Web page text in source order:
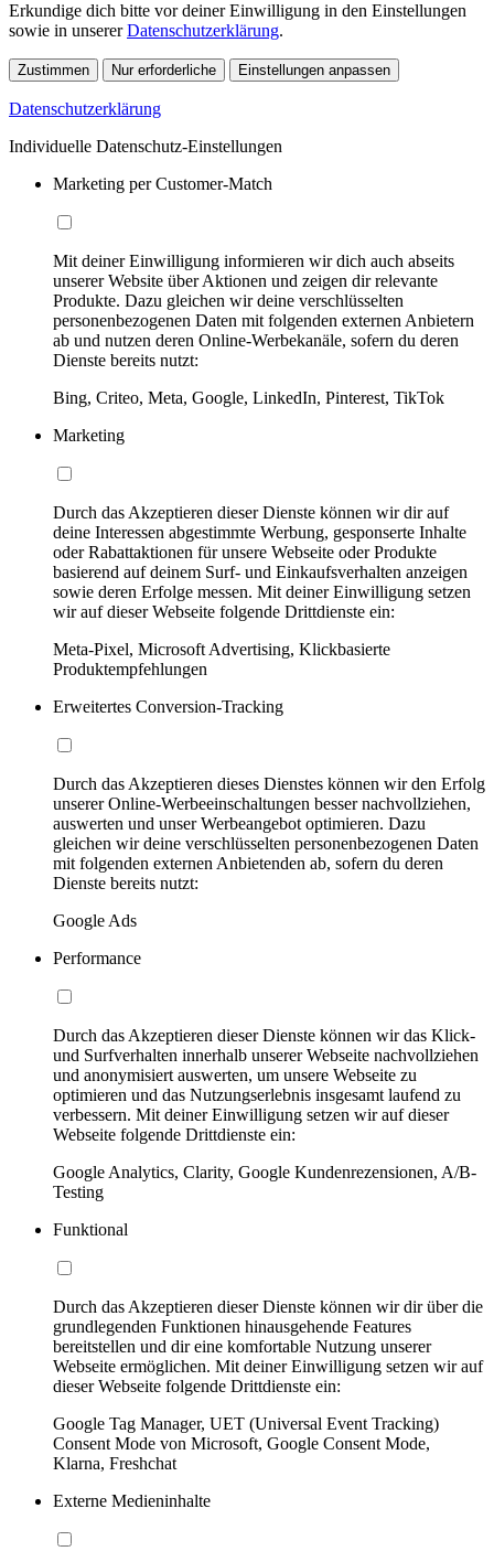
Erkundige dich bitte vor deiner Einwilligung in den Einstellungen
sowie in unsererDatenschutzerklärung.
Zustimmen Nur erforderliche Einstellungen anpassen
Datenschutzerklärung
Individuelle Datenschutz-Einstellungen
Marketing per Customer-Match
Mit deiner Einwilligung informieren wir dich auch abseits
unserer Website über Aktionen und zeigen dir relevante
Produkte. Dazu gleichen wir deine verschlüsselten
personenbezogenen Daten mit folgenden externen Anbietern
ab und nutzen deren Online-Werbekanäle, sofern du deren
Dienste bereits nutzt:
Bing, Criteo, Meta, Google, LinkedIn, Pinterest, TikTok
Marketing
Durch das Akzeptieren dieser Dienste können wir dir auf
deine Interessen abgestimmte Werbung, gesponserte Inhalte
oder Rabattaktionen für unsere Webseite oder Produkte
basierend auf deinem Surf- und Einkaufsverhalten anzeigen
sowie deren Erfolge messen. Mit deiner Einwilligung setzen
wir auf dieser Webseite folgende Drittdienste ein:
Meta-Pixel, Microsoft Advertising, Klickbasierte
Produktempfehlungen
Erweitertes Conversion-Tracking
Durch das Akzeptieren dieses Dienstes können wir den Erfolg
unserer Online-Werbeeinschaltungen besser nachvollziehen,
auswerten und unser Werbeangebot optimieren. Dazu
gleichen wir deine verschlüsselten personenbezogenen Daten
mit folgenden externen Anbietenden ab, sofern du deren
Dienste bereits nutzt:
Google Ads
Performance
Durch das Akzeptieren dieser Dienste können wir das Klick-
und Surfverhalten innerhalb unserer Webseite nachvollziehen
und anonymisiert auswerten, um unsere Webseite zu
optimieren und das Nutzungserlebnis insgesamt laufend zu
verbessern. Mit deiner Einwilligung setzen wir auf dieser
Webseite folgende Drittdienste ein:
Google Analytics, Clarity, Google Kundenrezensionen, A/B-
Testing
Funktional
Durch das Akzeptieren dieser Dienste können wir dir über die
grundlegenden Funktionen hinausgehende Features
bereitstellen und dir eine komfortable Nutzung unserer
Webseite ermöglichen. Mit deiner Einwilligung setzen wir auf
dieser Webseite folgende Drittdienste ein:
Google Tag Manager, UET (Universal Event Tracking)
Consent Mode von Microsoft, Google Consent Mode,
Klarna, Freshchat
Externe Medieninhalte